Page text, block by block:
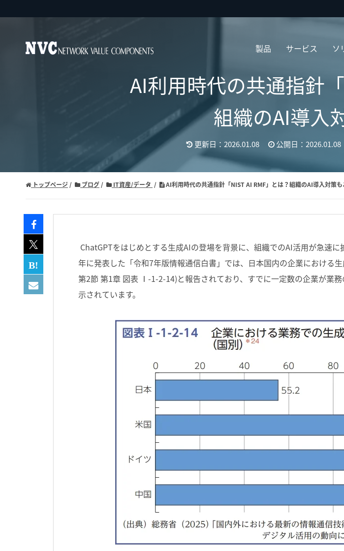
製品 サービス ソ
AI利用時代の共通指針
組織のAI導入
更新日：2026.01.08 公開日：2026.01.08
トップページ ブログ IT資産/データ AI利用時代の共通指針「NIST AI RMF」とは？組織のAI導入対策
ChatGPTをはじめとする生成AIの登場を背景に、組織でのAI活用が急速に
年に発表した「令和7年版情報通信白書」では、 日本国内の企業における
第2節 第1章 図表 Ⅰ-1-2-14)と報告されており、すでに一定数の企業が業
示されています。